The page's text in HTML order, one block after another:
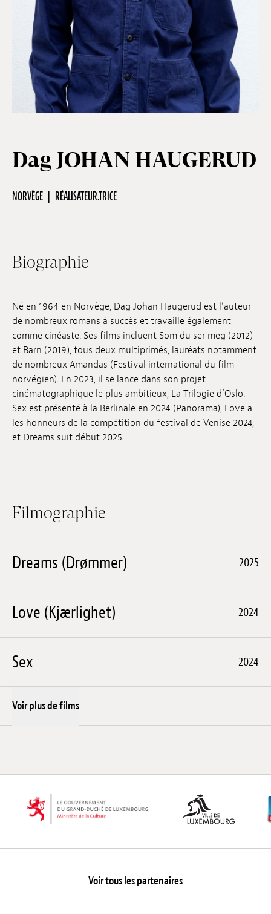
Hors-Festival
Infos pratiques
Scolaire
Presse / Pro
FR
Soumissions
Archives
Publications
Dag JOHAN HAUGERUD
NORVÈGE RÉALISATEUR.TRICE
Biographie
Né en 1964 en Norvège, Dag Johan Haugerud est l’auteur
de nombreux romans à succès et travaille également
comme cinéaste. Ses films incluent Som du ser meg (2012)
et Barn (2019), tous deux multiprimés, lauréats notamment
de nombreux Amandas (Festival international du film
norvégien). En 2023, il se lance dans son projet
cinématographique le plus ambitieux, La Trilogie d’Oslo.
Sex est présenté à la Berlinale en 2024 (Panorama), Love a
les honneurs de la compétition du festival de Venise 2024,
et Dreams suit début 2025.
Filmographie
Dreams (Drømmer) 2025
Love (Kjærlighet) 2024
Sex 2024
Voir plus de films
Voir tous les partenaires